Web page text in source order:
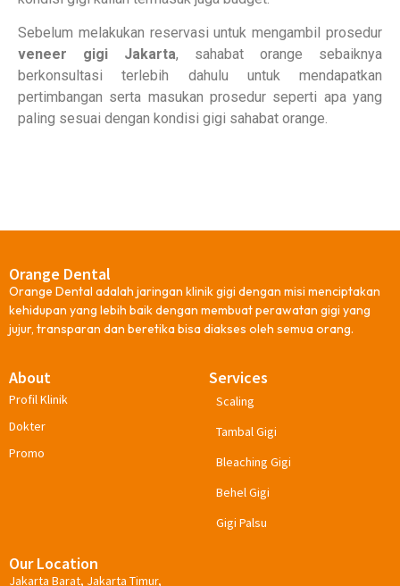
Sebelum melakukan reservasi untuk mengambil prosedur
veneer gigi Jakarta, sahabat orange sebaiknya
berkonsultasi terlebih dahulu untuk mendapatkan
pertimbangan serta masukan prosedur seperti apa yang
paling sesuai dengan kondisi gigi sahabat orange.
Orange Dental
Orange Dental adalah jaringan klinik gigi dengan misi menciptakan
kehidupan yang lebih baik dengan membuat perawatan gigi yang
jujur, transparan dan beretika bisa diakses oleh semua orang.
About
Profil Klinik
Dokter
Promo
Services
Scaling
Tambal Gigi
Bleaching Gigi
Behel Gigi
Gigi Palsu
Our Location
Jakarta Barat, Jakarta Timur,